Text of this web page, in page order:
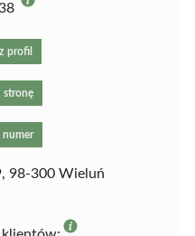
profil
stronę
numer
98-300 Wieluń